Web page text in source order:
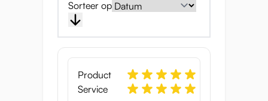
Sorteer op
Product
Service